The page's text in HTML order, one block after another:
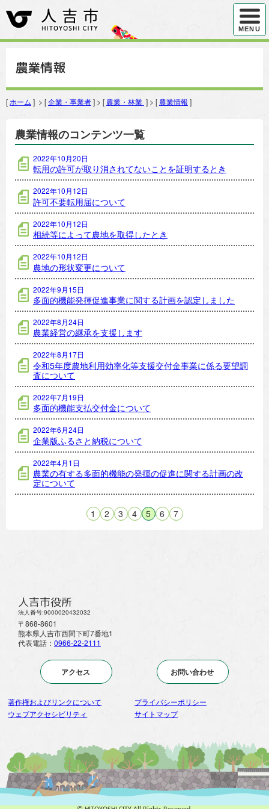
ハンバ
MENU
農業情報
[ ホーム ] > [企業・事業者] > [ 農業・林業 ] > [ 農業情報 ]
農業情報のコンテンツ一覧
2022年10月20日
転用の許可が取り消されてないことを証明するとき
2022年10月12日
許可不要転用届について
2022年10月12日
相続等によって農地を取得したとき
2022年10月12日
農地の形状変更について
2022年9月15日
多面的機能発揮促進事業に関する計画を認定しました
2022年8月24日
農業経営の継承を支援します
2022年8月17日
令和5年度農地利用効率化等支援交付金事業に係る要望調
査について
2022年7月19日
多面的機能支払交付金について
2022年6月24日
企業版ふるさと納税について
2022年4月1日
農業の有する多面的機能の発揮の促進に関する計画の改
定について
1 2 3 4 5 6 7
人吉市役所
法人番号:9000020432032
〒868-8601
熊本県人吉市西間下町7番地1
代表電話： 0966-22-2111
アクセス お問い合わせ
著作権およびリンクについて
プライバシーポリシー
ウェブアクセシビリティ
サイトマップ